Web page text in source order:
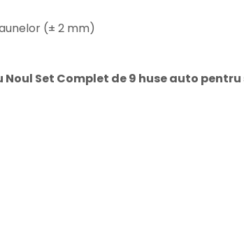
(± 2 mm)
Set Complet de 9 huse auto